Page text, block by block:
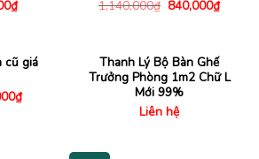
₫Giá
hiện
1,140,000₫ Giá
840,000₫Giá
hiện
cũ giá
₫Giá
hiện
Thanh Lý Bộ Bàn Ghế
Trưởng Phòng 1m2 Chữ L
Mới 99%
Liên hệ